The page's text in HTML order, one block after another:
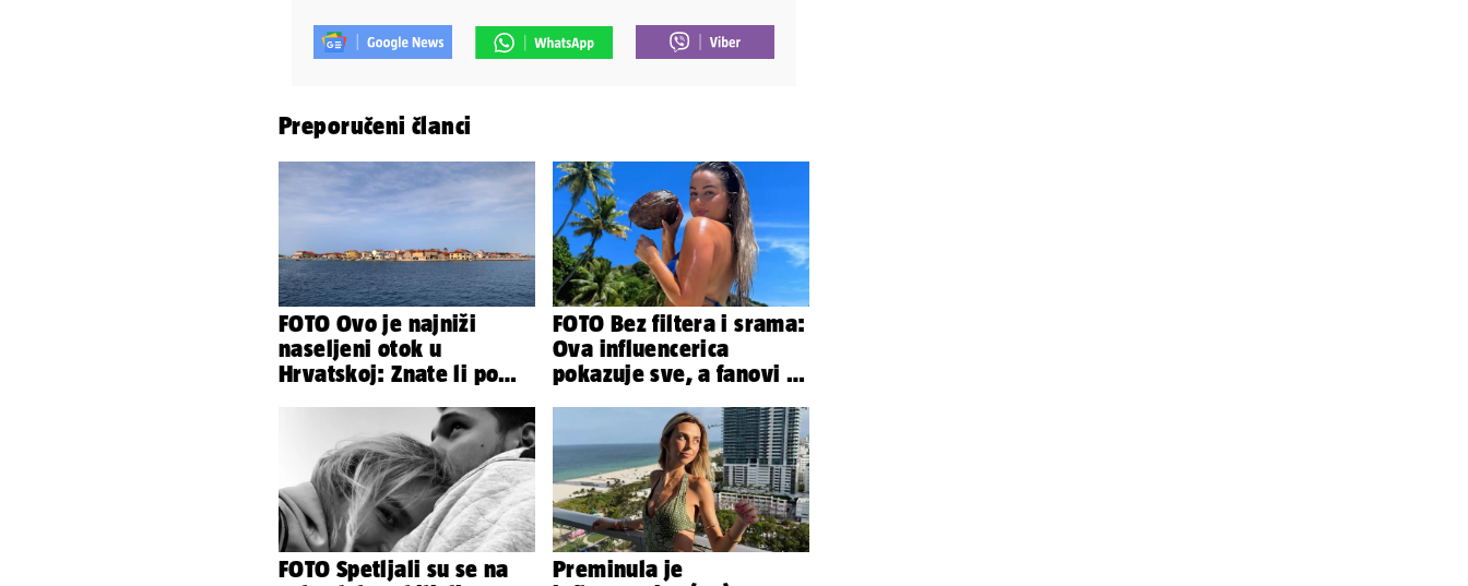
Preporučeni članci
FOTO Ovo je najniži
naseljeni otok u
Hrvatskoj: Znate li po
FOTO Bez filtera i srama:
Ova influencerica
pokazuje sve, a fanovi je
FOTO Spetljali su se na
Preminula je